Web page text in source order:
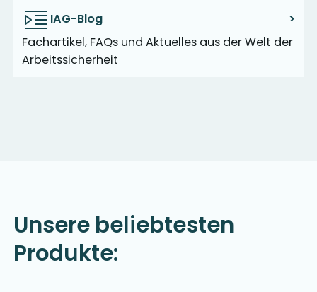
IAG-Blog
>
Fachartikel, FAQs und Aktuelles aus der Welt der
Arbeitssicherheit
Unsere beliebtesten
Produkte: